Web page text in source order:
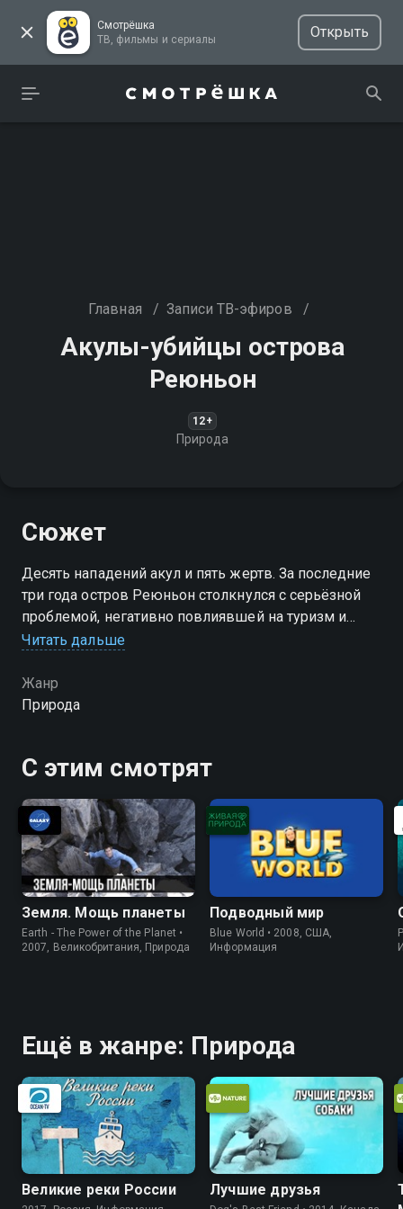
Смотрёшка
ТВ, фильмы и сериалы
Открыть
Главная / Записи ТВ-эфиров /
Акулы-убийцы острова
Реюньон
12+
Природа
Сюжет
Десять нападений акул и пять жертв. За последние
три года остров Реюньон столкнулся с серьёзной
проблемой, негативно повлиявшей на туризм и
общественную жизнь. Пляжи пустеют, с ними и
распространяется по острову
Читать дальше
Жанр
Природа
С этим смотрят
Земля. Мощь планеты
Earth - The Power of the Planet •
2007, Великобритания, Природа
Подводный мир
Blue World • 2008, США,
Информация
Ещё в жанре: Природа
Великие реки России Лучшие друзья